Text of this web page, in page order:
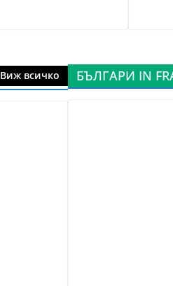
Виж всичко БЪЛГАРИ IN